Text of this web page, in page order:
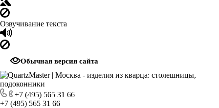
Озвучивание текста
Обычная версия сайта
+7 (495) 565 31 66
+7 (495) 565 31 66